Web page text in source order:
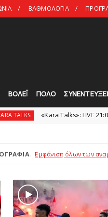
ΒΑΘΜΟΛΟΓΙΑ
ΒΟΛΕΪ ΠΟΛΟ
Talks»: LIVE 21:00 slide
. Εμφάνιση όλων των